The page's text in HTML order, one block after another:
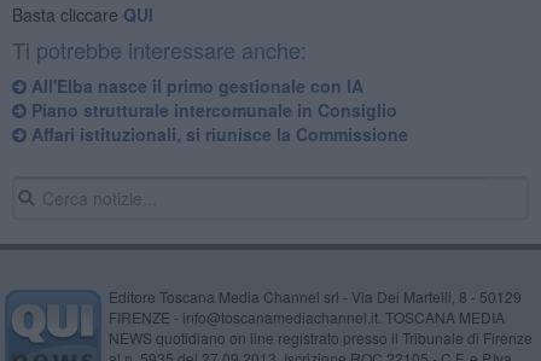
Basta cliccare QUI
Ti potrebbe interessare anche:
All'Elba nasce il primo gestionale con IA
Piano strutturale intercomunale in Consiglio
Affari istituzionali, si riunisce la Commissione
Editore Toscana Media Channel srl - Via Dei Martelli, 8 - 50129
FIRENZE - info@toscanamediachannel.it. TOSCANA MEDIA
NEWS quotidiano on line registrato presso il Tribunale di Firenze